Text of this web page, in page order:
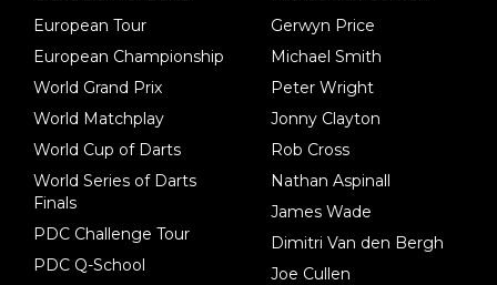
European Tour
European Championship
World Grand Prix
World Matchplay
World Cup of Darts
World Series of Darts
Finals
PDC Challenge Tour
PDC Q-School
Gerwyn Price
Michael Smith
Peter Wright
Jonny Clayton
Rob Cross
Nathan Aspinall
James Wade
Dimitri Van den Bergh
Joe Cullen